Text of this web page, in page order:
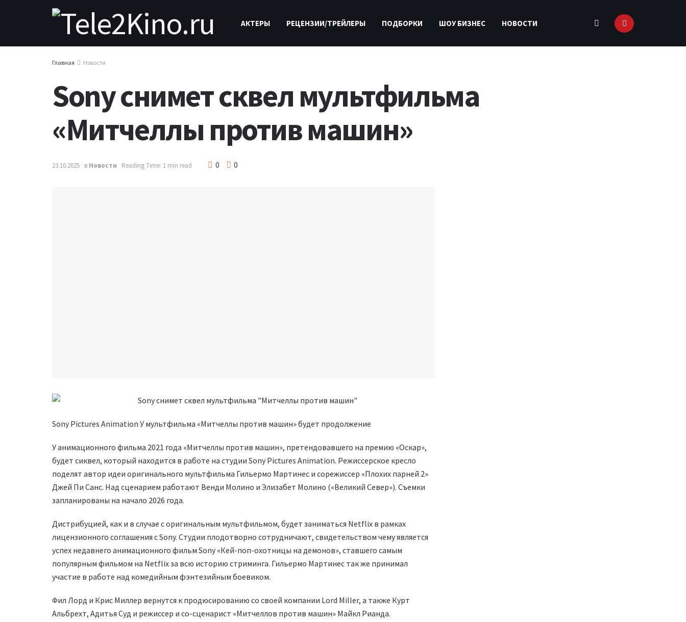
АКТЕРЫ РЕЦЕНЗИИ/ТРЕЙЛЕРЫ ПОДБОРКИ ШОУ БИЗНЕС НОВОСТИ
Главная Новости
Sony снимет сквел мультфильма
«Митчеллы против машин»
23.10.2025 в Новости Reading Time: 1 min read 0 0
Sony Pictures Animation У мультфильма «Митчеллы против машин» будет продолжение
У анимационного фильма 2021 года «Митчеллы против машин», претендовавшего на премию «Оскар»,
будет сиквел, который находится в работе на студии Sony Pictures Animation. Режиссерское кресло
поделят автор идеи оригинального мультфильма Гильермо Мартинес и сорежиссер «Плохих парней 2»
Джей Пи Санс. Над сценарием работают Венди Молино и Элизабет Молино («Великий Север»). Съемки
запланированы на начало 2026 года.
Дистрибуцией, как и в случае с оригинальным мультфильмом, будет заниматься Netflix в рамках
лицензионного соглашения с Sony. Студии плодотворно сотрудничают, свидетельством чему является
успех недавнего анимационного фильм Sony «Кей-поп-охотницы на демонов», ставшего самым
популярным фильмом на Netflix за всю историю стриминга. Гильермо Мартинес так же принимал
участие в работе над комедийным фэнтезийным боевиком.
Фил Лорд и Крис Миллер вернутся к продюсированию со своей компании Lord Miller, а также Курт
Альбрехт, Адитья Суд и режиссер и со-сценарист «Митчеллов против машин» Майкл Рианда.